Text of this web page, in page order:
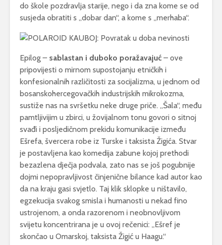
do škole pozdravlja starije, nego i da zna kome se od
susjeda obratiti s „dobar dan“, a kome s „merhaba“.
Epilog – sablastan i duboko poražavajuć – ove
pripovijesti o mirnom supostojanju etničkih i
konfesionalnih različitosti za socijalizma, u jednom od
bosanskohercegovačkih industrijskih mikrokozma,
sustiže nas na svršetku neke druge priče. „Šala“, među
pamtljivijim u zbirci, u žovijalnom tonu govori o sitnoj
svađi i posljedičnom prekidu komunikacije između
Ešrefa, švercera robe iz Turske i taksista Žigića. Stvar
je postavljena kao komedija zabune kojoj prethodi
bezazlena dječja podvala, zato nas se još pogubnije
dojmi nepopravljivost činjenične bilance kad autor kao
da na kraju gasi svjetlo. Taj klik sklopke u ništavilo,
egzekucija svakog smisla i humanosti u nekad fino
ustrojenom, a onda razorenom i neobnovljivom
svijetu koncentrirana je u ovoj rečenici: „Ešref je
skončao u Omarskoj, taksista Žigić u Haagu.“